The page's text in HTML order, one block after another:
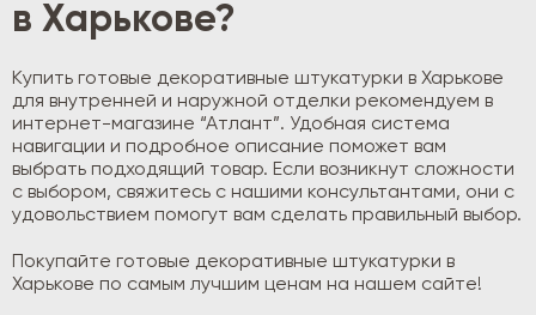
в Харькове?
Купить готовые декоративные штукатурки в Харькове
для внутренней и наружной отделки рекомендуем в
интернет-магазине “Атлант”. Удобная система
навигации и подробное описание поможет вам
выбрать подходящий товар. Если возникнут сложности
с выбором, свяжитесь с нашими консультантами, они с
удовольствием помогут вам сделать правильный выбор.
Покупайте готовые декоративные штукатурки в
Харькове по самым лучшим ценам на нашем сайте!